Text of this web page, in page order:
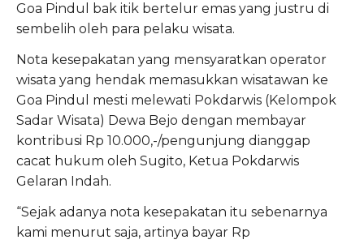
Goa Pindul bak itik bertelur emas yang justru di
sembelih oleh para pelaku wisata.
Nota kesepakatan yang mensyaratkan operator
wisata yang hendak memasukkan wisatawan ke
Goa Pindul mesti melewati Pokdarwis (Kelompok
Sadar Wisata) Dewa Bejo dengan membayar
kontribusi Rp 10.000,-/pengunjung dianggap
cacat hukum oleh Sugito, Ketua Pokdarwis
Gelaran Indah.
“Sejak adanya nota kesepakatan itu sebenarnya
kami menurut saja, artinya bayar Rp